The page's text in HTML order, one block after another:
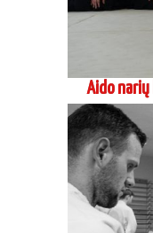
Aido narių